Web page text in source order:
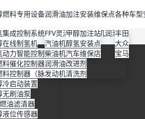
燃料专用设备
集成控制系统
在线制氢机
动力智能控制器
料催化控制器
料控制器（脉宽）
冷启动装置
无刷油泵
油滤清器
液位传感器
润滑油
FFV灵活燃料发动机润滑油
汽油机油
柴油机油
润滑油改进剂
发动机清洗剂
加注安装维保点
甲醇加注站
醇氢安装点
汽车维保店
各种车型
丰田
大众
宝马